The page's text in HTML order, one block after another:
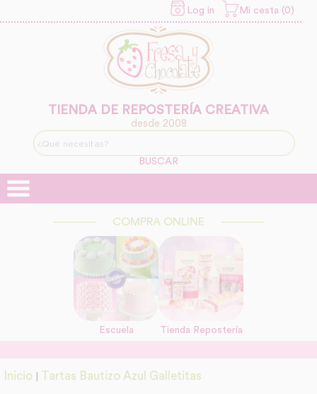
Log in Mi cesta (0)
TIENDA DE REPOSTERÍA CREATIVA
desde 2008
BUSCAR
COMPRA ONLINE
Escuela Tienda Repostería
Inicio Tartas Bautizo Azul Galletitas
INFORMACION SOBRE LA
PROTECCIÓN DE TUS
Legitimación:
Destinatarios:
link